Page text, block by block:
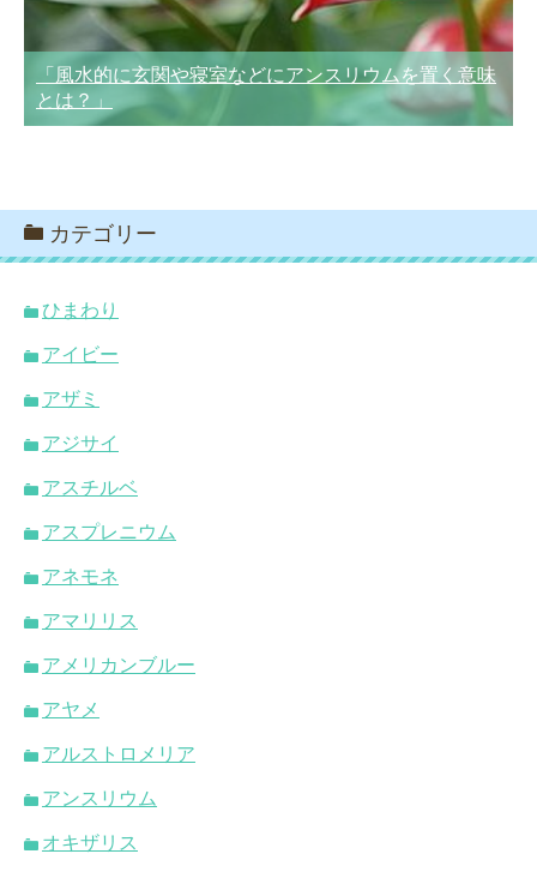
「風水的に玄関や寝室などにアンスリウムを置く意味
とは？」
カテゴリー
ひまわり
アイビー
アザミ
アジサイ
アスチルベ
アスプレニウム
アネモネ
アマリリス
アメリカンブルー
アヤメ
アルストロメリア
アンスリウム
オキザリス